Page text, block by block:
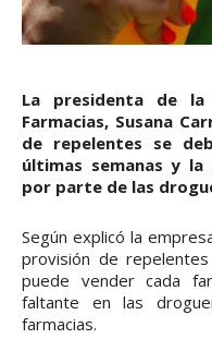
La presidenta de
Farmacias, Susana
de repelentes se
últimas semanas y
por parte de las
Según explicó la
provisión de
puede vender cada
faltante en las
farmacias.